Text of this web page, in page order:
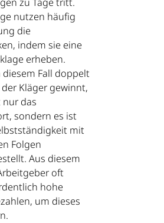
nutzen häufig
die
indem sie eine
erheben.
Fall doppelt
Kläger gewinnt,
das
sondern es ist
mit
Folgen
Aus diesem
oft
hohe
um dieses